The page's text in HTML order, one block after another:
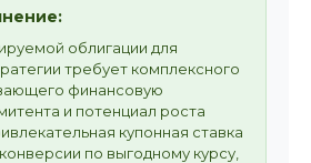
облигации для
требует комплексного
финансовую
и потенциал роста
купонная ставка
по выгодному курсу,